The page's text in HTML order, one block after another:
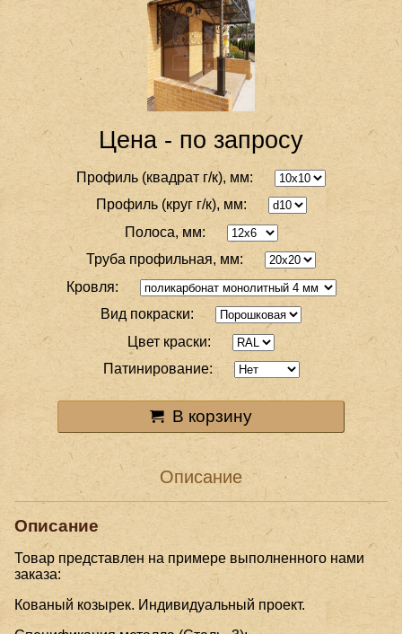
Цена - по запросу
Профиль (квадрат г/к), мм:
Профиль (круг г/к), мм:
Полоса, мм:
Труба профильная, мм:
Кровля:
Вид покраски:
Цвет краски:
Патинирование:
В корзину
Описание
Описание
Товар представлен на примере выполненного нами
заказа:
Кованый козырек. Индивидуальный проект.